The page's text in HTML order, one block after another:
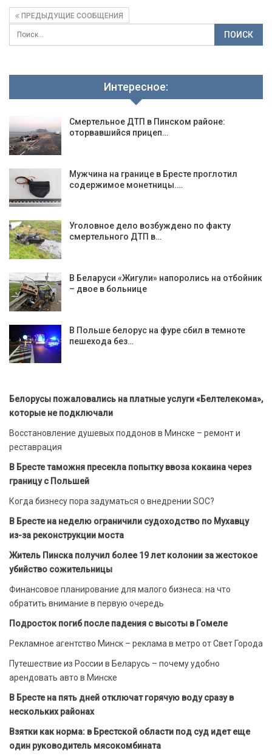
ПРЕДЫДУЩИЕ СООБЩЕНИЯ
Интересное:
Смертельное ДТП в Пинском районе:
оторвавшийся прицеп…
Мужчина на границе в Бресте проглотил
содержимое монетницы.…
Уголовное дело возбуждено по факту
смертельного ДТП в…
В Беларуси «Жигули» напоролись на отбойник
– двое в больнице
В Польше белорус на фуре сбил в темноте
пешехода без…
Белорусы пожаловались на платные услуги «Белтелекома»,
которые не подключали
Восстановление душевых поддонов в Минске – ремонт и
реставрация
В Бресте таможня пресекла попытку ввоза кокаина через
границу с Польшей
Когда бизнесу пора задуматься о внедрении SOC?
В Бресте на неделю ограничили судоходство по Мухавцу
из-за реконструкции моста
Житель Пинска получил более 19 лет колонии за жестокое
убийство сожительницы
Финансовое планирование для малого бизнеса: на что
обратить внимание в первую очередь
Подросток погиб после падения с высоты в Гомеле
Рекламное агентство Минск – реклама в метро от Свет Города
Путешествие из России в Беларусь – почему удобно
арендовать авто в Минске
В Бресте на пять дней отключат горячую воду сразу в
нескольких районах
Взятки как норма: в Брестской области под суд идет еще
один руководитель мясокомбината